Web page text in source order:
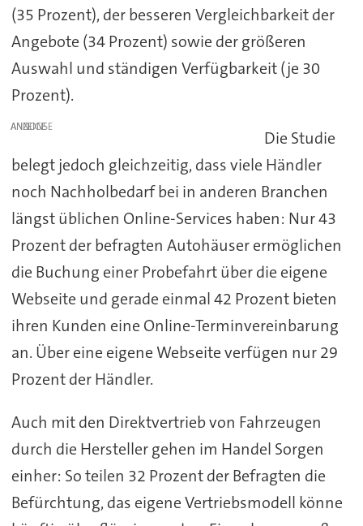
(35 Prozent), der besseren Vergleichbarkeit der
Angebote (34 Prozent) sowie der größeren
Auswahl und ständigen Verfügbarkeit (je 30
Prozent).
ANZEIGE
Die Studie
belegt jedoch gleichzeitig, dass viele Händler
noch Nachholbedarf bei in anderen Branchen
längst üblichen Online-Services haben: Nur 43
Prozent der befragten Autohäuser ermöglichen
die Buchung einer Probefahrt über die eigene
Webseite und gerade einmal 42 Prozent bieten
ihren Kunden eine Online-Terminvereinbarung
an. Über eine eigene Webseite verfügen nur 29
Prozent der Händler.
Auch mit den Direktvertrieb von Fahrzeugen
durch die Hersteller gehen im Handel Sorgen
einher: So teilen 32 Prozent der Befragten die
Befürchtung, das eigene Vertriebsmodell könne